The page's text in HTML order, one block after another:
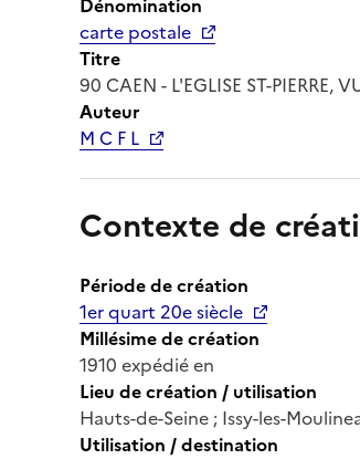
carte postale
Titre
90 CAEN - L'EGLISE ST-PIERRE,
Auteur
M C F L
Contexte de
Période de création
1er quart 20e siècle
Millésime de création
1910 expédié en
Lieu de création / utilisation
Hauts-de-Seine ; Issy-les-
Utilisation / destination